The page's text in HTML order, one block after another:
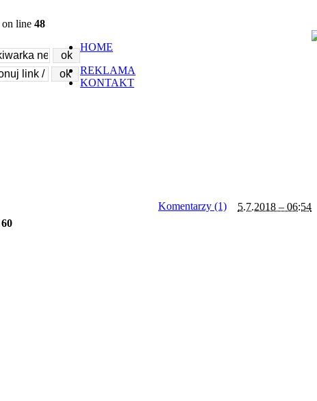
on line 48
HOME
REKLAMA
KONTAKT
Komentarzy (1)
5.7.2018 – 06:54
60